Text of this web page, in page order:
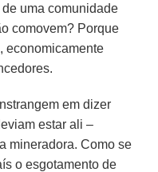
uma comunidade
comovem? Porque
economicamente
em dizer
estar ali –
mineradora. Como se
o esgotamento de